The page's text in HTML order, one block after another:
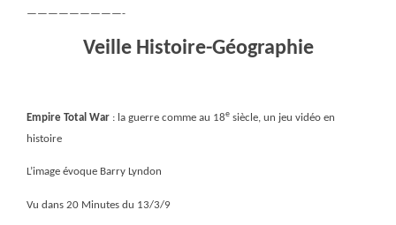
—————————-
Veille Histoire-Géographie
Empire Total War : la guerre comme au 18e siècle, un jeu vidéo en
histoire
L’image évoque Barry Lyndon
Vu dans 20 Minutes du 13/3/9